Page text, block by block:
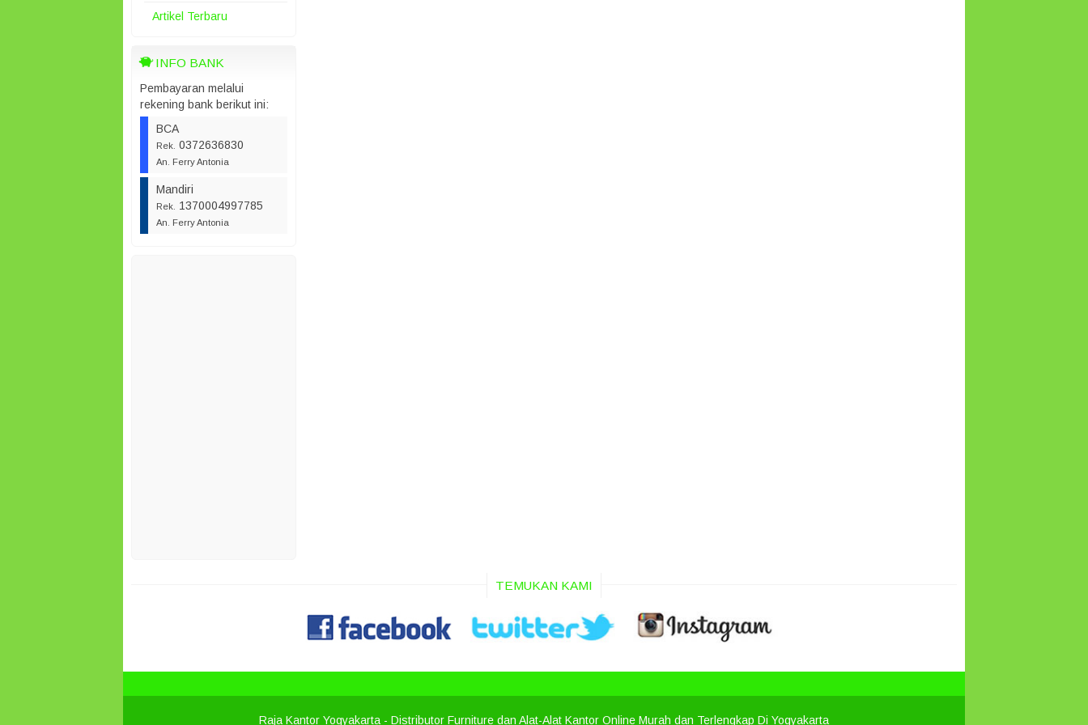
Artikel Terbaru
INFO BANK
Pembayaran melalui
rekening bank berikut ini:
BCA
Rek. 0372636830
An. Ferry Antonia
Mandiri
Rek. 1370004997785
An. Ferry Antonia
TEMUKAN KAMI
Raja Kantor Yogyakarta - Distributor Furniture dan Alat-Alat Kantor Online Murah dan Terlengkap Di Yogyakarta